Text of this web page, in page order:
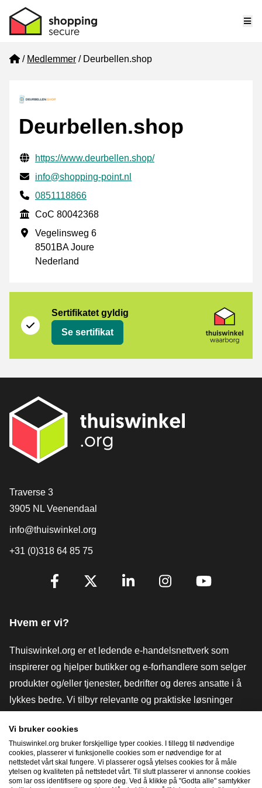
Home
Medlemmer Deurbellen.shop
Deurbellen.shop
Verifisert kontaktinformasjon
Website URL
https://www.deurbellen.shop/
E-post
info@shopping-point.nl
Phone number
0851118866
CoC
CoC 80042368
Forretningsadresse
Vegelinsweg 6
8501BA Joure
Nederland
Sertifikatet gyldig
Se sertifikat
[_General:Contact]
Traverse 3
3905 NL Veenendaal
info@thuiswinkel.org
+31 (0)318 64 85 75
[_General:SocialMediaTitle]
Hvem er vi?
Thuiswinkel.org er et ledende e-handelsnettverk som
inspirerer og hjelper butikker og e-forhandlere som selger
produkter og/eller tjenester, bedrifter og deres ansatte i å
lykkes bedre. Vi tilbyr relevante og praktiske løsninger
verktøy og råd, advokatvirksomhet, markedsundersøkelser,
og har vår egen utdanningsplattform, Thuiswinkel e-
Academy.
Vi bruker cookies
Thuiswinkel.org bruker forskjellige typer cookies. I tillegg til nødvendige
cookies, plasserer vi funksjonelle cookies som er nødvendige for at
nettstedet vårt skal fungere. Vi plasserer også ytelses cookies for å måle
ytelsen og kvaliteten på nettstedet vårt. Til slutt plasserer vi annonse cookies
som lar oss identifisere og spore deg. Ved å klikke på "Godta alle" samtykker